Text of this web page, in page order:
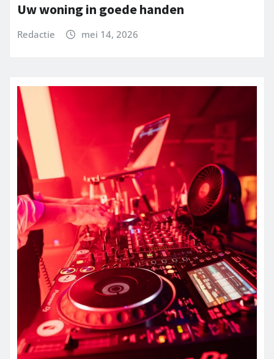
Uw woning in goede handen
Redactie mei 14, 2026